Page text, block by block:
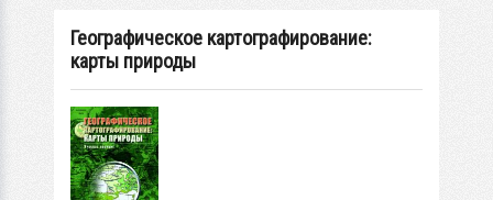
Географическое картографирование:
карты природы